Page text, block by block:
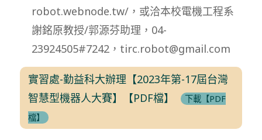
robot.webnode.tw/，或洽本校電機工程系
謝銘原教授/郭源芬助理，04-
23924505#7242， tirc.robot@gmail.com
實習處-勤益科大辦理【2023年第-17屆台灣
智慧型機器人大賽】【PDF檔】
下載【PDF
檔】